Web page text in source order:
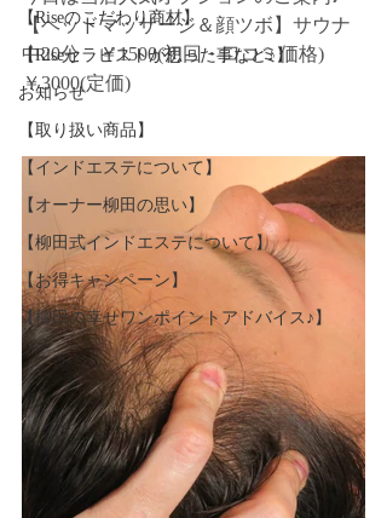
【Riseのこだわり商材】
【Riseセラピストが思った事など♪】
お知らせ
【取り扱い商品】
【インドエステについて】
【オーナー柳田の思い】
【柳田式インドエステについて】
【お得キャンペーン】
【柳田の幸せワンポイントアドバイス♪】
【ヘッドマッサージ＆顔ツボ】サウナ
中20分　￥1500(初回・口コミ価格)
￥3000(定価)